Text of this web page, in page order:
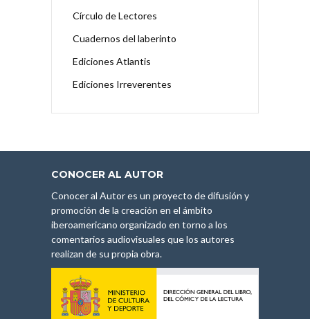
Círculo de Lectores
Cuadernos del laberinto
Ediciones Atlantis
Ediciones Irreverentes
CONOCER AL AUTOR
Conocer al Autor es un proyecto de difusión y
promoción de la creación en el ámbito
iberoamericano organizado en torno a los
comentarios audiovisuales que los autores
realizan de su propia obra.